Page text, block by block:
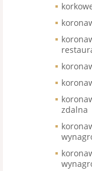
zdalna